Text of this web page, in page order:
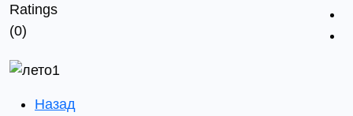
Ratings
(0)
Назад